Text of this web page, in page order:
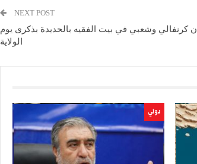
NEXT POST
كرنفالي وشعبي في بيت الفقيه بالحديدة بذكرى يوم
الولاية
دولي